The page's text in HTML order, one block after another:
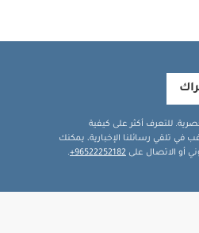
للتعرف أكثر على كيفية
في تلقي رسائلنا الإخبارية، يمكنك
أو الاتصال على 96522252182+
.